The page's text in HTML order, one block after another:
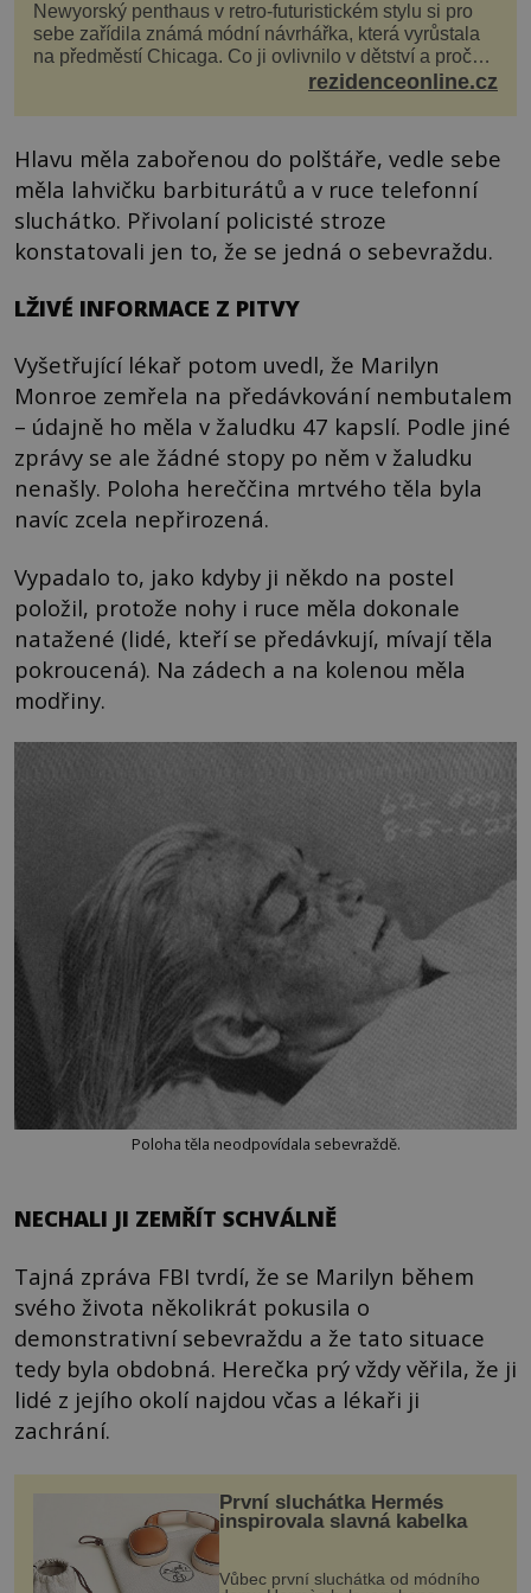
Newyorský penthaus v retro-futuristickém stylu si pro
sebe zařídila známá módní návrhářka, která vyrůstala
na předměstí Chicaga. Co ji ovlivnilo v dětství a proč
vypadá její domov právě takto? Interié...rezidenceonline.cz
Hlavu měla zabořenou do polštáře, vedle sebe
měla lahvičku barbiturátů a v ruce telefonní
sluchátko. Přivolaní policisté stroze
konstatovali jen to, že se jedná o sebevraždu.
LŽIVÉ INFORMACE Z PITVY
Vyšetřující lékař potom uvedl, že Marilyn
Monroe zemřela na předávkování nembutalem
– údajně ho měla v žaludku 47 kapslí. Podle jiné
zprávy se ale žádné stopy po něm v žaludku
nenašly. Poloha hereččina mrtvého těla byla
navíc zcela nepřirozená.
Vypadalo to, jako kdyby ji někdo na postel
položil, protože nohy i ruce měla dokonale
natažené (lidé, kteří se předávkují, mívají těla
pokroucená). Na zádech a na kolenou měla
modřiny.
Poloha těla neodpovídala sebevraždě.
NECHALI JI ZEMŘÍT SCHVÁLNĚ
Tajná zpráva FBI tvrdí, že se Marilyn během
svého života několikrát pokusila o
demonstrativní sebevraždu a že tato situace
tedy byla obdobná. Herečka prý vždy věřila, že ji
lidé z jejího okolí najdou včas a lékaři ji
zachrání.
První sluchátka Hermés
inspirovala slavná kabelka
Vůbec první sluchátka od módního